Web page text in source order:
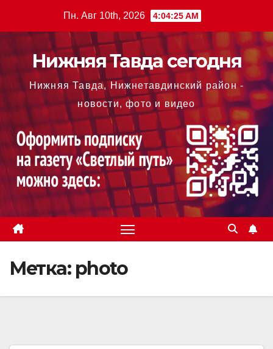
содержимому
Пн. Авг 10th, 2026 4:04:26 AM
Нижняя Тавда сегодня
Нижняя Тавда, Нижнетавдинский район -
новости, фото и видео
Метка: photo